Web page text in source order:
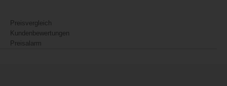
Preisvergleich
Kundenbewertungen
Preisalarm